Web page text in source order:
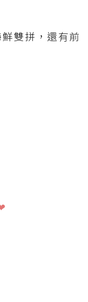
雙拼，還有前